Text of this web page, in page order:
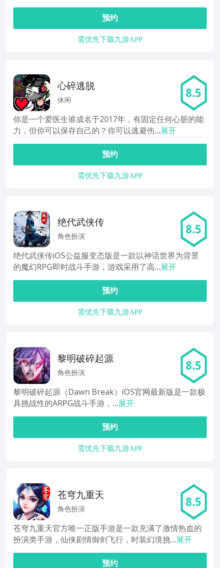
预约
需优先下载九游APP
心碎逃脱
休闲 8.5
你是一个爱医生谁成名于2017年，有固定任何心脏的能
力，但你可以保存自己的？你可以逃避伤...展开
预约
需优先下载九游APP
绝代武侠传
角色扮演 8.5
绝代武侠传iOS公益服变态版是一款以神话世界为背景
的魔幻RPG即时战斗手游，游戏采用了高...展开
预约
需优先下载九游APP
黎明破碎起源
角色扮演 8.5
黎明破碎起源（Dawn Break）iOS官网最新版是一款极
具挑战性的ARPG战斗手游，...展开
预约
需优先下载九游APP
苍穹九重天
角色扮演 8.5
苍穹九重天官方唯一正版手游是一款充满了激情热血的
扮演类手游，仙侠剧情御剑飞行，时装幻境挑...展开
预约